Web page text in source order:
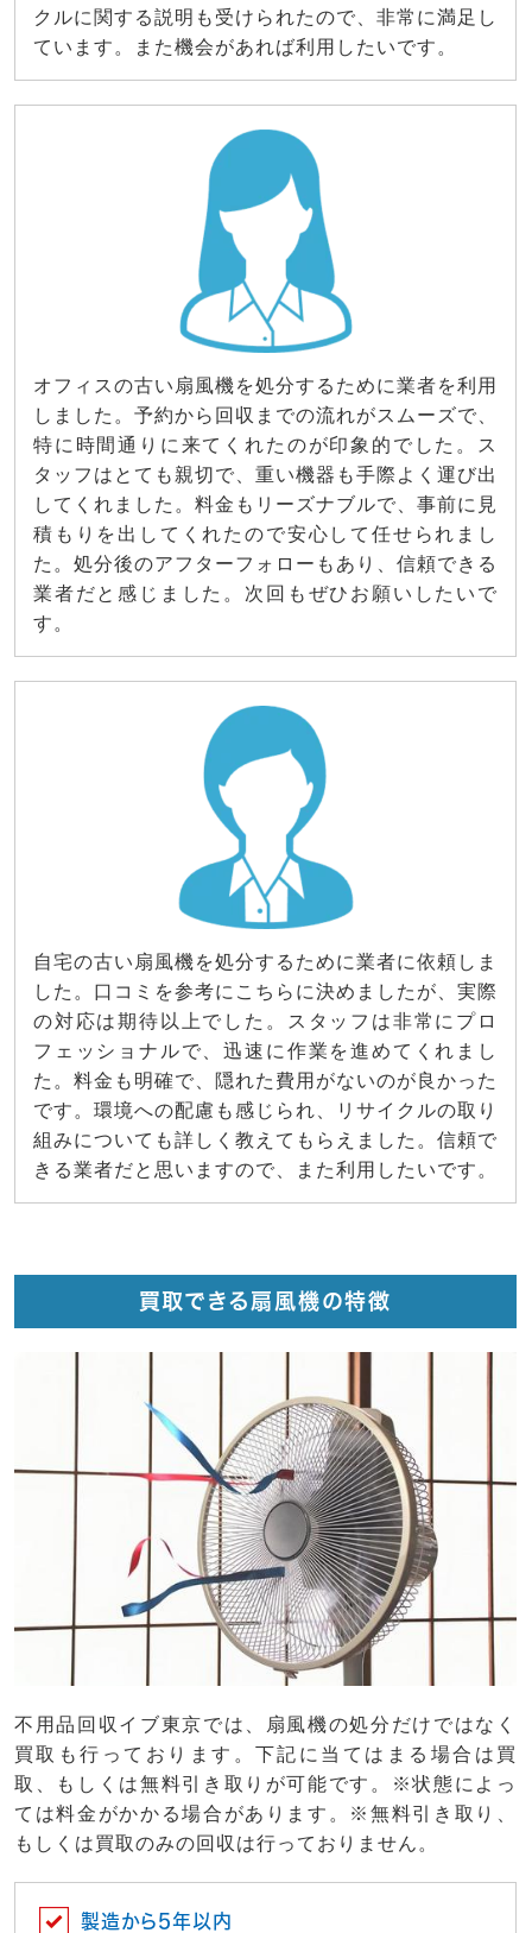
クルに関する説明も受けられたので、非常に満足し
ています。また機会があれば利用したいです。
オフィスの古い扇風機を処分するために業者を利用
しました。予約から回収までの流れがスムーズで、
特に時間通りに来てくれたのが印象的でした。ス
タッフはとても親切で、重い機器も手際よく運び出
してくれました。料金もリーズナブルで、事前に見
積もりを出してくれたので安心して任せられまし
た。処分後のアフターフォローもあり、信頼できる
業者だと感じました。次回もぜひお願いしたいで
す。
自宅の古い扇風機を処分するために業者に依頼しま
した。口コミを参考にこちらに決めましたが、実際
の対応は期待以上でした。スタッフは非常にプロ
フェッショナルで、迅速に作業を進めてくれまし
た。料金も明確で、隠れた費用がないのが良かった
です。環境への配慮も感じられ、リサイクルの取り
組みについても詳しく教えてもらえました。信頼で
きる業者だと思いますので、また利用したいです。
買取できる扇風機の特徴
不用品回収イブ東京では、扇風機の処分だけではなく
買取も行っております。下記に当てはまる場合は買
取、もしくは無料引き取りが可能です。※状態によっ
ては料金がかかる場合があります。※無料引き取り、
もしくは買取のみの回収は行っておりません。
製造から5年以内